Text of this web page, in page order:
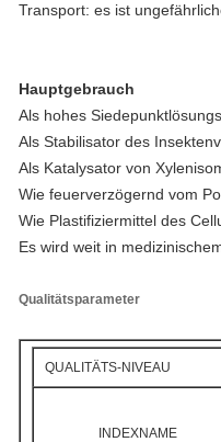
Transport: es ist
Hauptgebrauch
Als hohes
Als Stabilisator des
Als Katalysator von
Wie feuerverzögernd vom
Wie Plastifiziermittel des
Es wird weit in
Qualitätsparameter
QUALITÄTS-NIVEAU
INDEXNAME